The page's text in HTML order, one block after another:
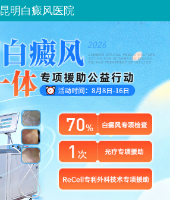
昆明白癜风医院